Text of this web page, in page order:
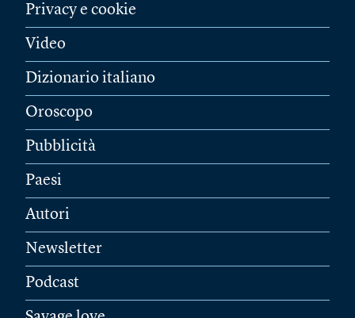
Privacy e cookie
Video
Dizionario italiano
Oroscopo
Pubblicità
Paesi
Autori
Newsletter
Podcast